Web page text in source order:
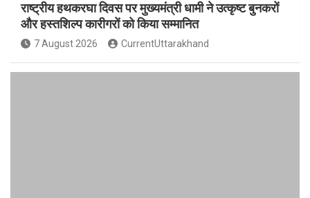
राष्ट्रीय हथकरघा दिवस पर मुख्यमंत्री धामी ने उत्कृष्ट बुनकरों
और हस्तशिल्प कारीगरों को किया सम्मानित
7 August 2026 CurrentUttarakhand